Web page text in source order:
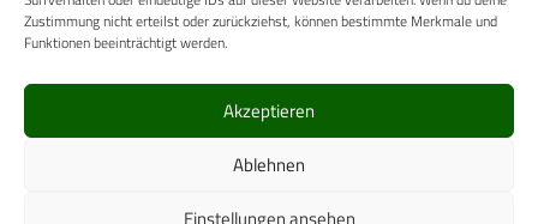
Zustimmung nicht erteilst oder zurückziehst, können bestimmte Merkmale und
Funktionen beeinträchtigt werden.
Akzeptieren
Ablehnen
Einstellungen ansehen
Datenschutzerklärung
Cookie-Richtlinie (EU)